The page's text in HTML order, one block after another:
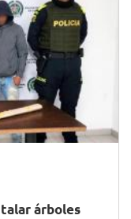
árboles